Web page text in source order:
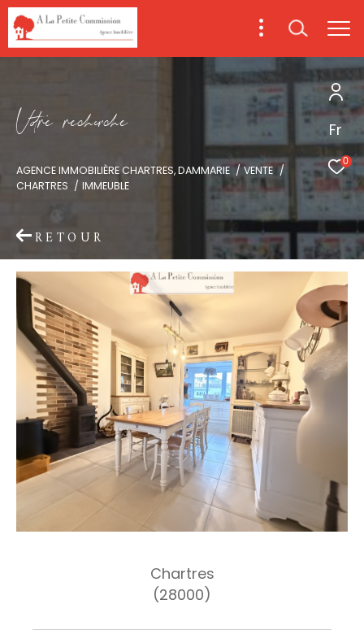
Fr
0
Vore recece
AGENCE IMMOBILIÈRE CHARTRES, DAMMARIE
VENTE
CHARTRES
IMMEUBLE
RETOUR
Chartres
(28000)